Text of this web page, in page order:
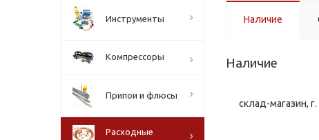
Наличие
Наличие
склад-магазин, г.
Инструменты
Компрессоры
Припои и флюсы
Расходные